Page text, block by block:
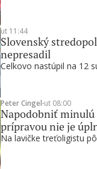
Celkovo nastúpil na 12
Slovenský
nepresadil
ut 11:44
Na lavičke treťoligistu
Napodobniť minulú
prípravou nie je
Peter Cingel∙ut 08:00